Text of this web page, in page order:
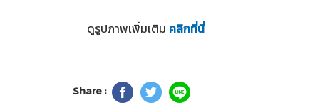
ดูรูปภาพเพิ่มเติม คลิกที่นี่
Share :